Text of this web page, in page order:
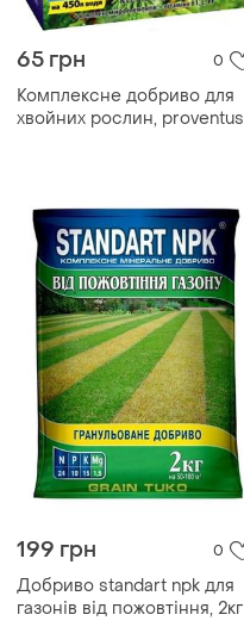
65 грн 0
Комплексне добриво для
хвойних рослин, proventus
199 грн 0
Добриво standart npk для
газонів від пожовтіння, 2кг